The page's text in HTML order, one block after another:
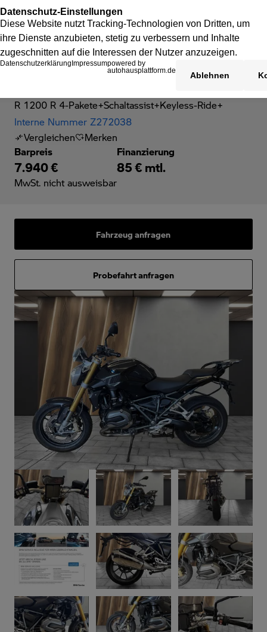
R 1200 R 4-Pakete+Schaltassist+Keyless-Ride+
Interne Nummer Z272038
Vergleichen
Merken
Barpreis
7.940 €
MwSt. nicht ausweisbar
Finanzierung
85 € mtl.
Fahrzeug anfragen
Probefahrt anfragen